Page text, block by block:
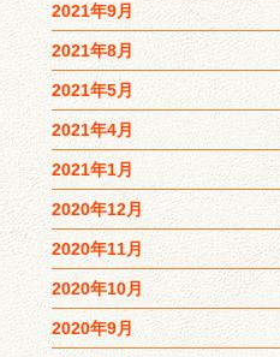
2021年9月
2021年8月
2021年5月
2021年4月
2021年1月
2020年12月
2020年11月
2020年10月
2020年9月